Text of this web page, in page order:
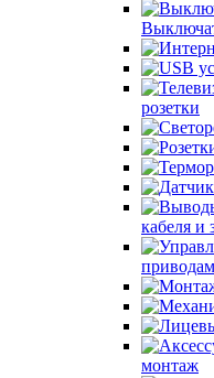
розетки
кабеля и
монтаж